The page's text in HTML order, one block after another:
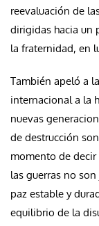
reevaluación de
dirigidas hacia un
la fraternidad, en
También apeló a
internacional a la
nuevas
de destrucción
momento de decir
las guerras no
paz estable y
equilibrio de la